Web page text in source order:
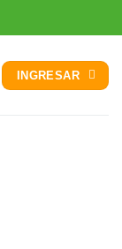
INGRESAR